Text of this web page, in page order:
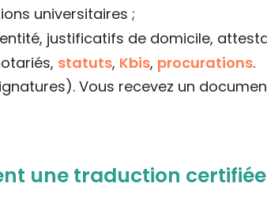
universitaires ;
justificatifs de domicile,
statuts, Kbis, procurations.
Vous recevez un
une traduction certifiée